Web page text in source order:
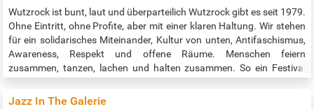
Wutzrock ist bunt, laut und überparteilich Wutzrock gibt es seit 1979.
Ohne Eintritt, ohne Profite, aber mit einer klaren Haltung. Wir stehen
für ein solidarisches Miteinander, Kultur von unten, Antifaschismus,
Awareness, Respekt und offene Räume. Menschen feiern
zusammen, tanzen, lachen und halten zusammen. So ein Festival
die freiwillig mit anpacken. Es lebt von Bands, die uns…
Jazz In The Galerie